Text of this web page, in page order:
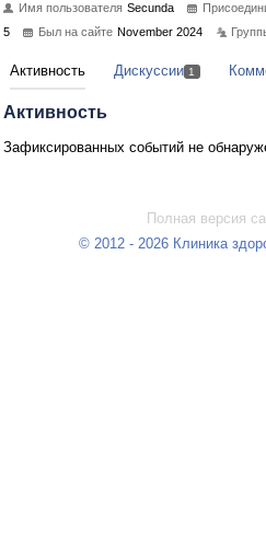
Имя пользователя Secunda
5
Был на сайте November 2024
Активность Дискуссии 1
Активность
Зафиксированных событий не
Полная версия
© 2012 - 2026 Клиника